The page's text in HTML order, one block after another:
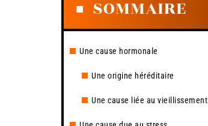
SOMMAIRE
Une cause hormonale
Une origine héréditaire
Une cause liée au vieillissement